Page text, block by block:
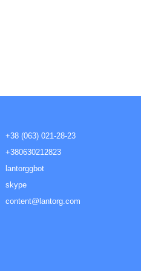
+38 (063) 021-28-23
+380630212823
lantorggbot
skype
content@lantorg.com